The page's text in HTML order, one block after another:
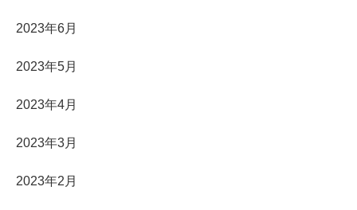
2023年6月
2023年5月
2023年4月
2023年3月
2023年2月